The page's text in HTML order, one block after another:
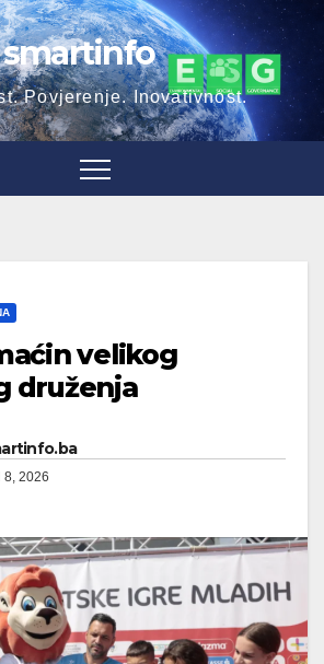
smartinfo
Povjerenje. Inovativnost.
velikog
druženja
8, 2026